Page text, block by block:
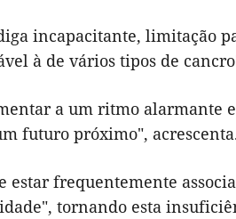
incapacitante, limitação
à de vários tipos de
a um ritmo alarmante
futuro próximo",
frequentemente
tornando esta